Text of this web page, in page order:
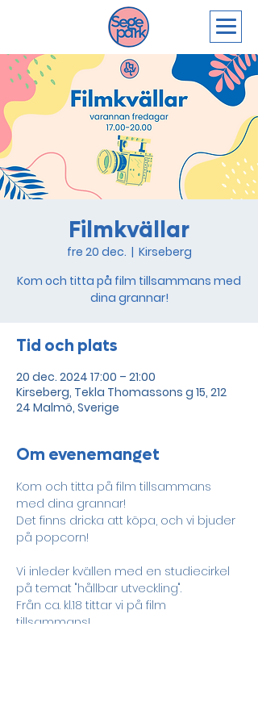
Filmkvällar
fre 20 dec.
  |
Kirseberg
Kom och titta på film tillsammans med
dina grannar!
Tid och plats
20 dec. 2024 17:00 – 21:00
Kirseberg, Tekla Thomassons g 15, 212
24 Malmö, Sverige
Om evenemanget
Kom och titta på film tillsammans
med dina grannar!
Det finns dricka att köpa, och vi bjuder
på popcorn!
Vi inleder kvällen med en studiecirkel
på temat "hållbar utveckling".
Från ca. kl.18 tittar vi på film
tillsammans!